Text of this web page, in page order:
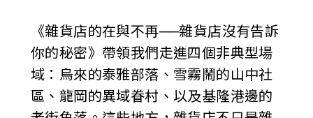
《雜貨店的在與不再──雜貨店沒有告訴
你的秘密》帶領我們走進四個非典型場
域：烏來的泰雅部落、雪霧鬧的山中社
區、龍岡的異域眷村、以及基隆港邊的